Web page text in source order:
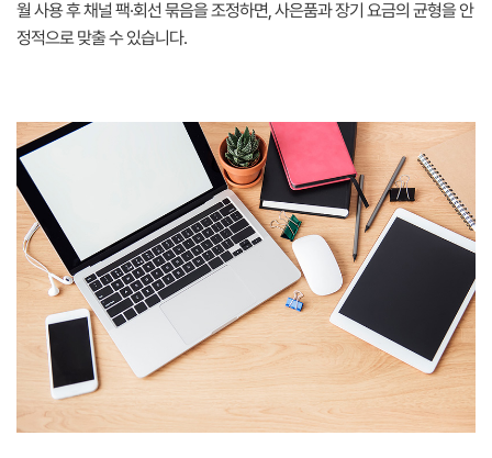
월 사용 후 채널 팩·회선 묶음을 조정하면, 사은품과 장기 요금의 균형을 안
정적으로 맞출 수 있습니다.